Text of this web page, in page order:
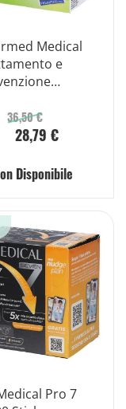
Medical
e
36,50 €
28,79 €
Disponibile
Pro 7